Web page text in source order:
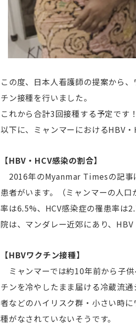
この度、日本人看護師の提案から
チン接種を行いました。
これから合計3回接種する予定です！
以下に、ミャンマーにおけるHBV
【HBV・HCV感染の割合】
2016年のMyanmar Timesの記事
患者がいます。（ミャンマーの人
率は6.5%、HCV感染症の罹患率は
院は、マンダレー近郊にあり、HBV
【HBVワクチン接種】
ミャンマーでは約10年前から子
チンを冷やしたまま届ける冷蔵流
者などのハイリスク群・小さい時
種がなされていないそうです。